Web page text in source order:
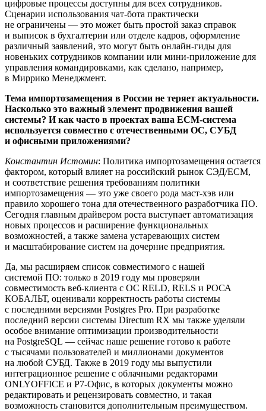
цифровые процессы доступны для всех сотрудников.
Сценарии использования чат-бота практически
не ограничены — это может быть простой заказ справок
и выписок в бухгалтерии или отделе кадров, оформление
различный заявлений, это могут быть онлайн-гиды для
новеньких сотрудников компании или мини-приложение для
управления командировками, как сделано, например,
в Миррико Менеджмент.
Тема импортозамещения в России не теряет актуальности.
Насколько это важный элемент продвижения вашей
системы? И как часто в проектах ваша ECM-система
используется совместно с отечественными ОС, СУБД
и офисными приложениями?
Константин Истомин: Политика импортозамещения остается
фактором, который влияет на российский рынок СЭД/ECM,
и соответствие решения требованиям политики
импортозамещения — это уже своего рода маст-хэв или
правило хорошего тона для отечественного разработчика ПО.
Сегодня главным драйвером роста выступает автоматизация
новых процессов и расширение функциональных
возможностей, а также замена устаревающих систем
и масштабирование систем на дочерние предприятия.
Да, мы расширяем список совместимого с нашей
системой ПО: только в 2019 году мы проверяли
совместимость веб-клиента с ОС RELD, RELS и РОСА
КОБАЛЬТ, оценивали корректность работы системы
с последними версиями Postgres Pro. При разработке
последний версии системы Directum RX мы также уделяли
особое внимание оптимизации производительности
на PostgreSQL — сейчас наше решение готово к работе
с тысячами пользователей и миллионами документов
на любой СУБД. Также в 2019 году мы выпустили
интеграционное решение с облачными редакторами
ONLYOFFICE и Р7-Офис, в которых документы можно
редактировать и рецензировать совместно, и такая
возможность становится дополнительным преимуществом.